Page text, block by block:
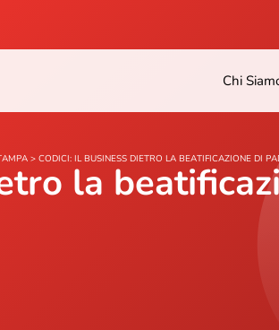
Chi
> CODICI: IL BUSINESS DIETRO LA BEATIFICAZIONE DI
la